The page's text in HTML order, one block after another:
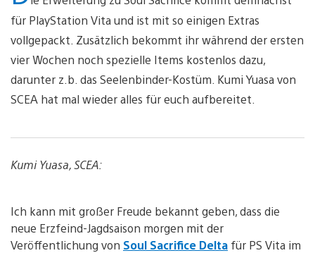
für PlayStation Vita und ist mit so einigen Extras
vollgepackt. Zusätzlich bekommt ihr während der ersten
vier Wochen noch spezielle Items kostenlos dazu,
darunter z.b. das Seelenbinder-Kostüm. Kumi Yuasa von
SCEA hat mal wieder alles für euch aufbereitet.
Kumi Yuasa, SCEA:
Ich kann mit großer Freude bekannt geben, dass die
neue Erzfeind-Jagdsaison morgen mit der
Veröffentlichung von Soul Sacrifice Delta für PS Vita im